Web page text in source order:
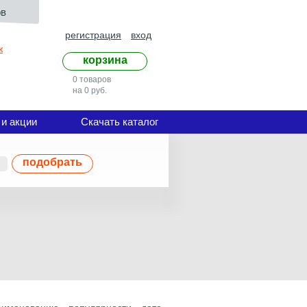
регистрация вход
корзина
0 товаров
на 0 руб.
акции Скачать каталог
подобрать